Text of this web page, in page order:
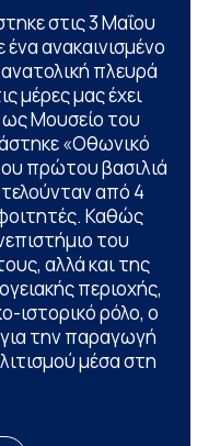
στις 3 Μαΐου
ανακαινισμένο
πλευρά
μέρες μας έχει
ως Μουσείο του
«Οθωνικό
πρώτου βασιλιά
από 4
Καθώς
του
αλλά και της
περιοχής,
ιστορικό ρόλο, ο
την παραγωγή
μέσα στη